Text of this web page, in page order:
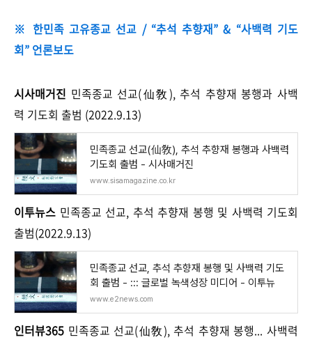
※ 한민족 고유종교 선교 / “추석 추향재” & “사백력 기도
회” 언론보도
시사매거진 민족종교 선교(仙敎), 추석 추향재 봉행과 사백
력 기도회 출범 (2022.9.13)
민족종교 선교(仙敎), 추석 추향재 봉행과 사백력
기도회 출범 - 시사매거진
www.sisamagazine.co.kr
이투뉴스 민족종교 선교, 추석 추향재 봉행 및 사백력 기도회
출범(2022.9.13)
민족종교 선교, 추석 추향재 봉행 및 사백력 기도
회 출범 - ::: 글로벌 녹색성장 미디어 - 이투뉴
www.e2news.com
인터뷰365 민족종교 선교(仙敎), 추석 추향재 봉행... 사백력